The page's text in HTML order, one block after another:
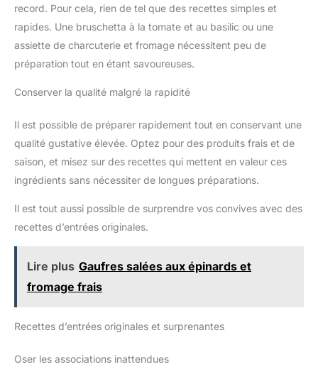
record. Pour cela, rien de tel que des recettes simples et
rapides. Une bruschetta à la tomate et au basilic ou une
assiette de charcuterie et fromage nécessitent peu de
préparation tout en étant savoureuses.
Conserver la qualité malgré la rapidité
Il est possible de préparer rapidement tout en conservant une
qualité gustative élevée. Optez pour des produits frais et de
saison, et misez sur des recettes qui mettent en valeur ces
ingrédients sans nécessiter de longues préparations.
Il est tout aussi possible de surprendre vos convives avec des
recettes d’entrées originales.
Lire plus Gaufres salées aux épinards et
fromage frais
Recettes d’entrées originales et surprenantes
Oser les associations inattendues